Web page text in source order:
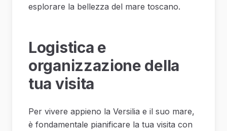
esplorare la bellezza del mare toscano.
Logistica e
organizzazione della
tua visita
Per vivere appieno la Versilia e il suo mare,
è fondamentale pianificare la tua visita con